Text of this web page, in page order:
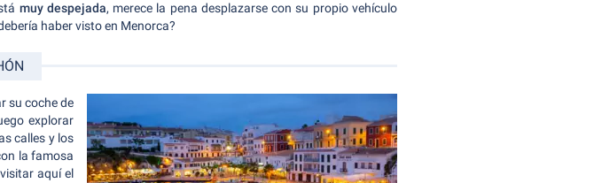
muy despejada, merece la pena desplazarse con su propio vehículo
haber visto en Menorca?
su coche de
explorar
calles y los
la famosa
aquí el